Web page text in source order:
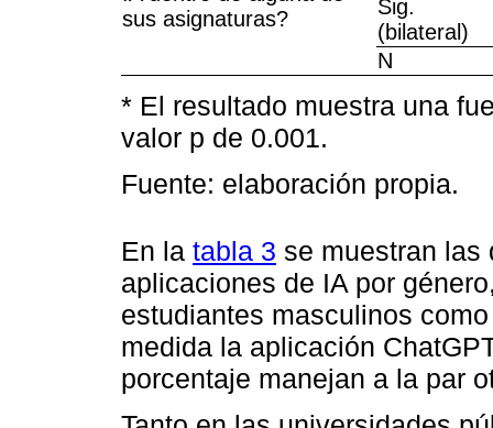
sus asignaturas?
Sig.
(bilateral)
N
* El resultado muestra una
valor p de 0.001.
Fuente: elaboración propia.
En la tabla 3 se muestran las
aplicaciones de IA por
estudiantes masculinos
medida la aplicación
porcentaje manejan a la par